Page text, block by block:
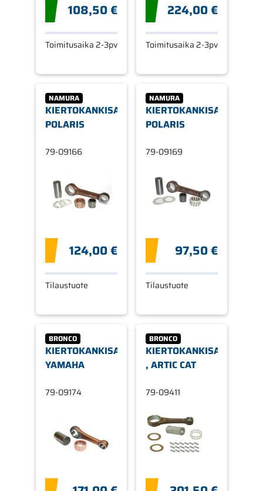
108,50 €
Toimitusaika 2-3pv
224,00 €
Toimitusaika 2-3pv
NAMURA
KIERTOKANKISARJA,
POLARIS
79-09166
124,00 €
Tilaustuote
NAMURA
KIERTOKANKISARJA,
POLARIS
79-09169
97,50 €
Tilaustuote
BRONCO
KIERTOKANKISARJA,
YAMAHA
79-09174
BRONCO
KIERTOKANKISARJA,
, ARTIC CAT
79-09411